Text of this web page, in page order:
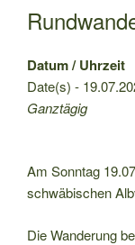
Datum / Uhrzeit
Date(s) -
Ganztägig
Am Sonntag
schwäbischen
Die Wanderung